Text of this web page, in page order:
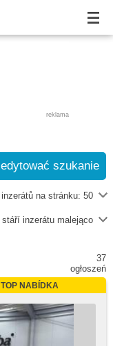
reklama
edytować szukanie
inzerátů na stránku: 50
stáří inzerátu malejąco
37
ogłoszeń
TOP NABÍDKA